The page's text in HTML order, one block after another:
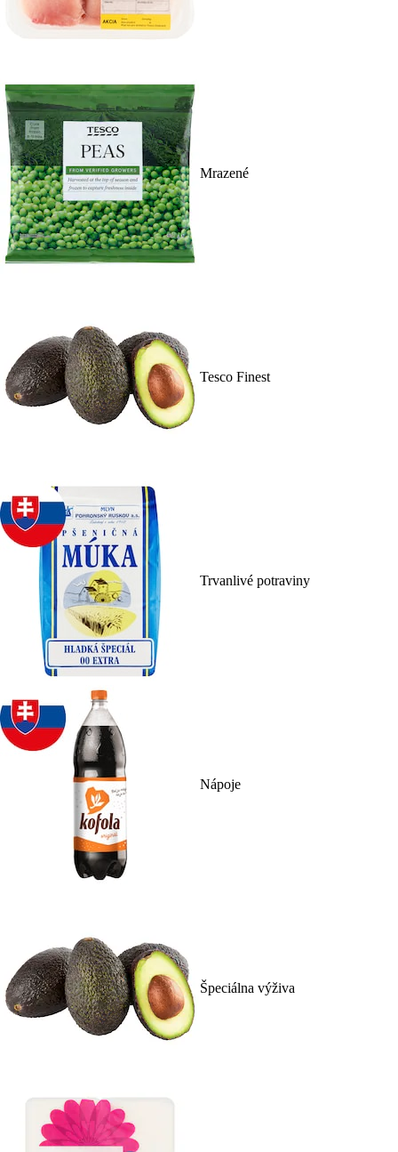
Mrazené
Tesco Finest
Trvanlivé potraviny
Nápoje
Špeciálna výživa